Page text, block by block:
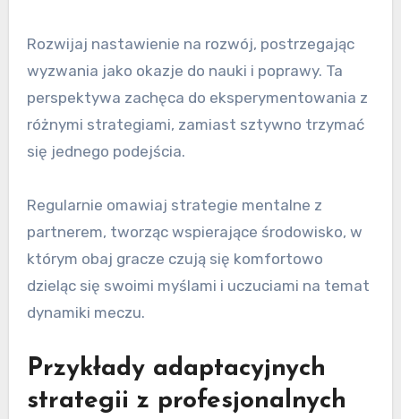
Rozwijaj nastawienie na rozwój, postrzegając
wyzwania jako okazje do nauki i poprawy. Ta
perspektywa zachęca do eksperymentowania z
różnymi strategiami, zamiast sztywno trzymać
się jednego podejścia.
Regularnie omawiaj strategie mentalne z
partnerem, tworząc wspierające środowisko, w
którym obaj gracze czują się komfortowo
dzieląc się swoimi myślami i uczuciami na temat
dynamiki meczu.
Przykłady adaptacyjnych
strategii z profesjonalnych